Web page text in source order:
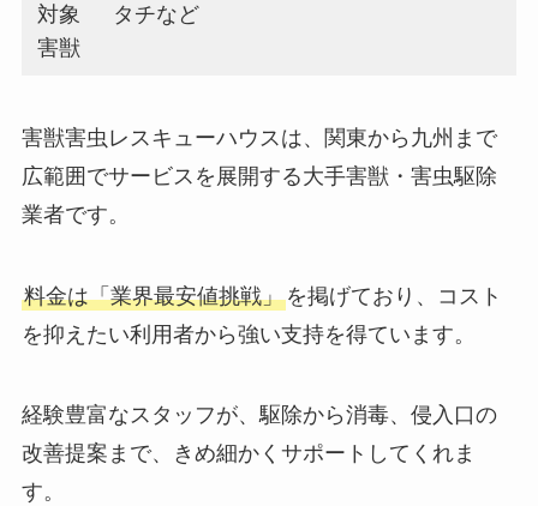
対象
害獣
タチなど
害獣害虫レスキューハウスは、関東から九州まで
広範囲でサービスを展開する大手害獣・害虫駆除
業者です。
料金は「業界最安値挑戦」を掲げており、コスト
を抑えたい利用者から強い支持を得ています。
経験豊富なスタッフが、駆除から消毒、侵入口の
改善提案まで、きめ細かくサポートしてくれま
す。